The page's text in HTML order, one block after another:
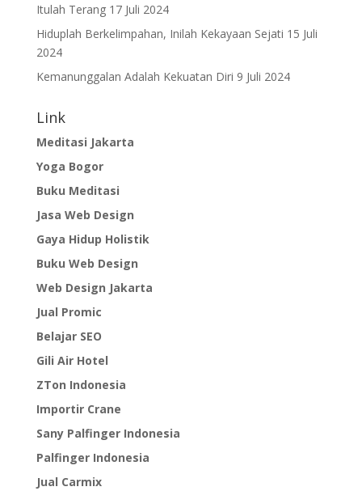
Itulah Terang 17 Juli 2024
Hiduplah Berkelimpahan, Inilah Kekayaan Sejati 15 Juli
2024
Kemanunggalan Adalah Kekuatan Diri 9 Juli 2024
Link
Meditasi Jakarta
Yoga Bogor
Buku Meditasi
Jasa Web Design
Gaya Hidup Holistik
Buku Web Design
Web Design Jakarta
Jual Promic
Belajar SEO
Gili Air Hotel
ZTon Indonesia
Importir Crane
Sany Palfinger Indonesia
Palfinger Indonesia
Jual Carmix